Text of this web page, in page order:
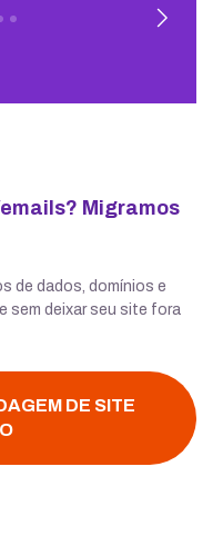
Migramos
de dados, domínios e
sem deixar seu site fora
DE SITE